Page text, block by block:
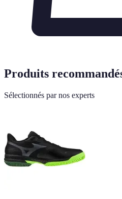
Produits
Sélectionnés par nos experts